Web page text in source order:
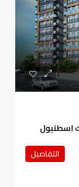
اسطنبول
التفاصيل